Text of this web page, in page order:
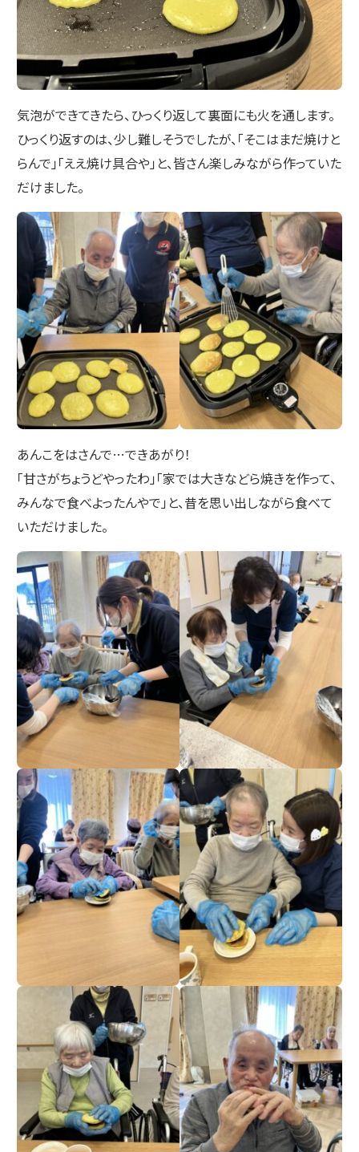
気泡ができてきたら、ひっくり返して裏面にも火を通します。
ひっくり返すのは、少し難しそうでしたが、「そこはまだ焼けと
らんで」「ええ焼け具合や」と、皆さん楽しみながら作っていた
だけました。
あんこをはさんで…できあがり！
「甘さがちょうどやったわ」「家では大きなどら焼きを作って、
みんなで食べよったんやで」と、昔を思い出しながら食べて
いただけました。